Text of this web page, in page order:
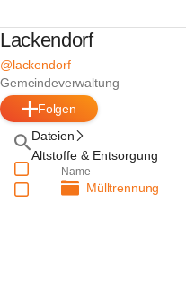
Lackendorf
@lackendorf
Gemeindeverwaltung
Folgen
Dateien
Altstoffe & Entsorgung
Name
Mülltrennung